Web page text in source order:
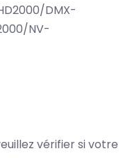
DMX-
NV-
vérifier si votre